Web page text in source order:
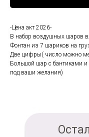
-Цена акт 2026-
В набор воздушных шаров
Фонтан из 7 шариков на
Две цифры( число можно
Большой шар с бантиками
под ваши желания)